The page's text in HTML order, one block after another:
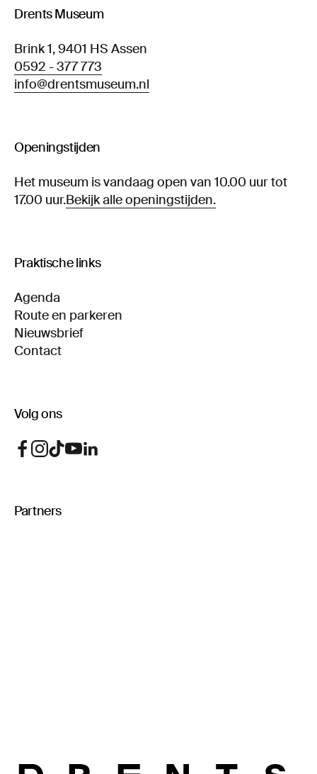
Drents Museum
Brink 1, 9401 HS Assen
0592 - 377 773
info@drentsmuseum.nl
Openingstijden
Het museum is vandaag open van 10.00 uur tot
17.00 uur.Bekijk alle openingstijden.
Praktische links
Agenda
Route en parkeren
Nieuwsbrief
Contact
Volg ons
Partners